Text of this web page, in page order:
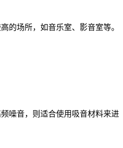
的场所，如音乐室、影音室等。
噪音，则适合使用吸音材料来进